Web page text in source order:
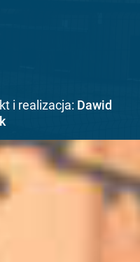
i realizacja: Dawid